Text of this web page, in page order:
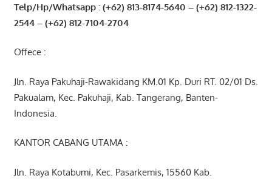
Telp/Hp/Whatsapp : (+62) 813-8174-5640 – (+62) 812-1322-
2544– (+62) 812-7104-2704
Offece :
Jln. Raya Pakuhaji-Rawakidang KM.01 Kp. Duri RT. 02/01 Ds.
Pakualam, Kec. Pakuhaji, Kab. Tangerang, Banten-
Indonesia.
KANTOR CABANG UTAMA :
Jln. Raya Kotabumi, Kec. Pasarkemis, 15560 Kab.